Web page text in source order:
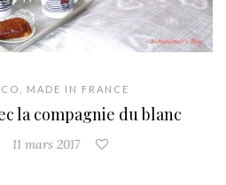
MADE IN FRANCE
la compagnie du blanc
11 mars 2017